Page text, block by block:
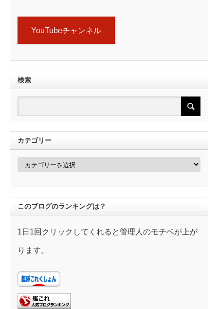
YouTubeチャンネル
検索
カテゴリー
カ
ー
このブログのランキングは？
1日1回クリックしてくれると管理人のモチベが上が
ります。